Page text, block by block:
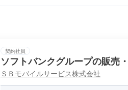
契約社員
ソフトバンクグループの販売
ＳＢモバイルサービス株式会社